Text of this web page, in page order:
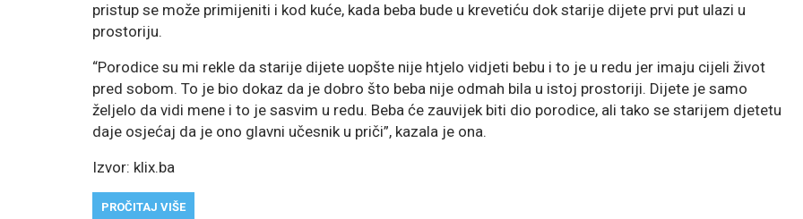
pristup se može primijeniti i kod kuće, kada beba bude u krevetiću dok starije dijete prvi put ulazi u
prostoriju.
“Porodice su mi rekle da starije dijete uopšte nije htjelo vidjeti bebu i to je u redu jer imaju cijeli život
pred sobom. To je bio dokaz da je dobro što beba nije odmah bila u istoj prostoriji. Dijete je samo
željelo da vidi mene i to je sasvim u redu. Beba će zauvijek biti dio porodice, ali tako se starijem djetetu
daje osjećaj da je ono glavni učesnik u priči”, kazala je ona.
Izvor: klix.ba
PROČITAJ VIŠE